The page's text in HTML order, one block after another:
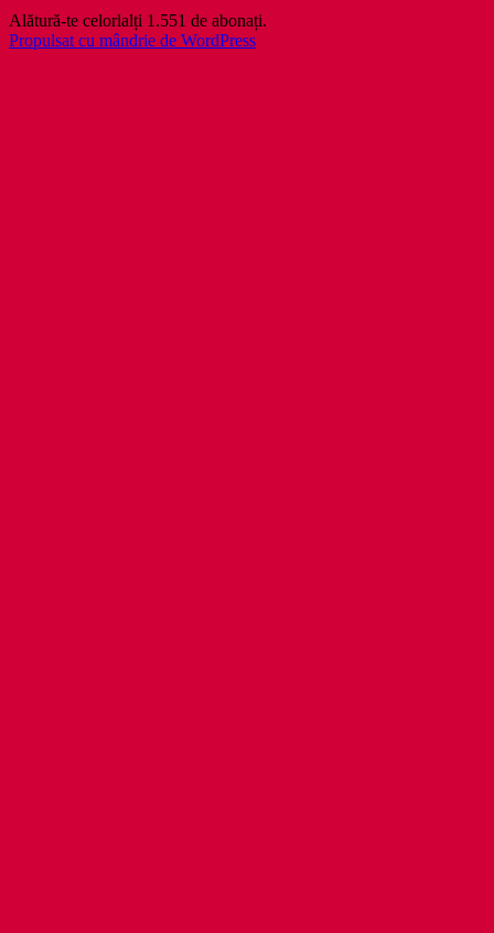
Alătură-te celorlalți 1.551 de abonați.
Propulsat cu mândrie de WordPress